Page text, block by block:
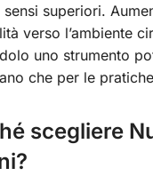
superiori.
verso l’ambiente
uno strumento
che per le
scegliere